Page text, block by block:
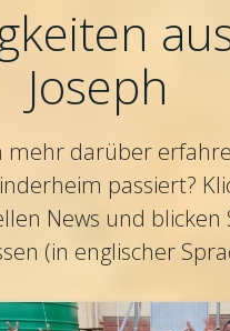
Joseph
mehr darüber
passiert?
News und blicken
(in englischer